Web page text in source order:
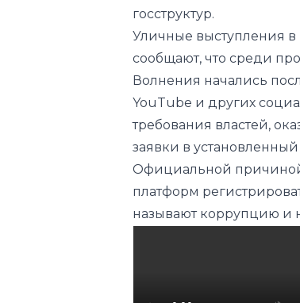
госструктур.
Уличные выступления в
сообщают, что среди
Волнения начались
YouTube и других
требования властей,
заявки в
Официальной причиной
платформ
называют коррупцию и